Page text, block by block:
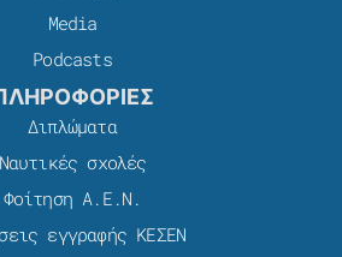
Media
Podcasts
Διπλώματα
Ναυτικές σχολές
Φοίτηση Α.Ε.Ν.
εγγραφής ΚΕΣΕΝ